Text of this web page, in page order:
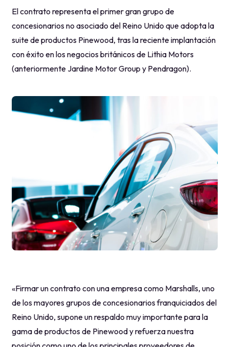
El contrato representa el primer gran grupo de
concesionarios no asociado del Reino Unido que adopta la
suite de productos Pinewood, tras la reciente implantación
con éxito en los negocios británicos de Lithia Motors
(anteriormente Jardine Motor Group y Pendragon).
«Firmar un contrato con una empresa como Marshalls, uno
de los mayores grupos de concesionarios franquiciados del
Reino Unido, supone un respaldo muy importante para la
gama de productos de Pinewood y refuerza nuestra